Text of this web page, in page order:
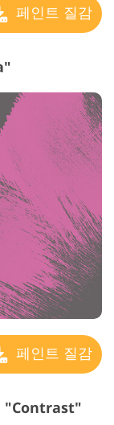
페인트 질감
페인트 질감
"Contrast"